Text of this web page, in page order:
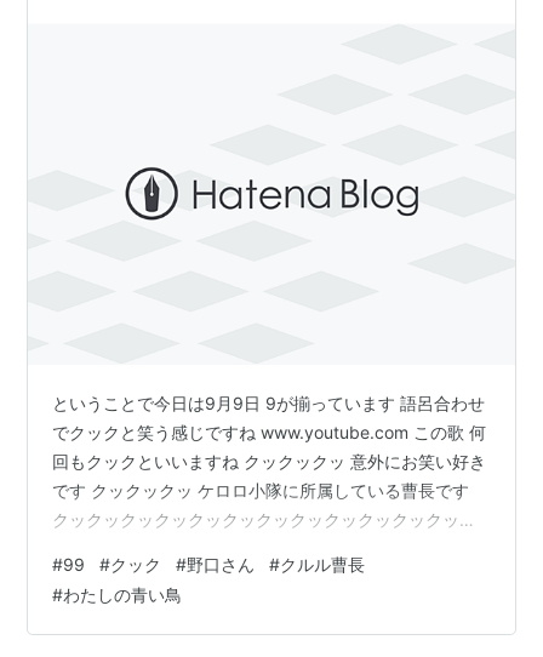
ということで今日は9月9日 9が揃っています 語呂合わせ
でクックと笑う感じですね www.youtube.com この歌 何
回もクックといいますね クックックッ 意外にお笑い好き
です クックックッ ケロロ小隊に所属している曹長です
クックックックックックックックックックックックック
ja.m.wikipedia.org 歴史上の人物 こういう人もいたらし
いです pic.or.jp こういう諸島があるそうです 最後までク
ック尽くしでした😁 クックックッ
#99 #クック #野口さん #クルル曹長
#わたしの青い鳥